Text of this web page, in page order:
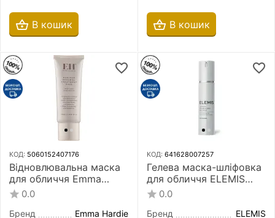
В кошик В кошик
КОД: 5060152407176
Відновлювальна маска
для обличчя Emma
Hardie Moringa Renewal
Treatment Mask 75 мл
0.0
Бренд
Emma Hardie
КОД: 641628007257
Гелева маска-шліфовка
для обличчя ELEMIS
Dynamic Resurfacing Gel
Mask 50 мл
0.0
Бренд
ELEMIS